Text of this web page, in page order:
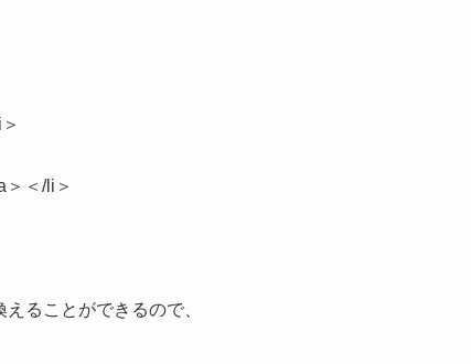
＞＜/li＞
ることができるので、